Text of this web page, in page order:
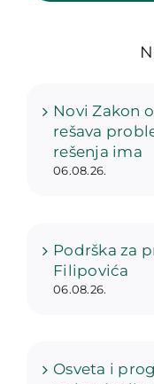
Novi Zakon
rešava
rešenja ima
06.08.26.
Podrška za
Filipovića
06.08.26.
Osveta i